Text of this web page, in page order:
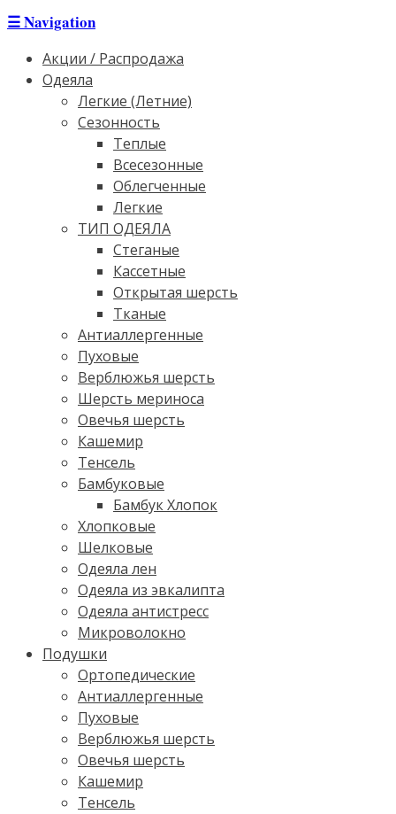
☰Navigation
Акции / Распродажа
Одеяла
Легкие (Летние)
Сезонность
Теплые
Всесезонные
Облегченные
Легкие
ТИП ОДЕЯЛА
Стеганые
Кассетные
Открытая шерсть
Тканые
Антиаллергенные
Пуховые
Верблюжья шерсть
Шерсть мериноса
Овечья шерсть
Кашемир
Тенсель
Бамбуковые
Бамбук Хлопок
Хлопковые
Шелковые
Одеяла лен
Одеяла из эвкалипта
Одеяла антистресс
Микроволокно
Подушки
Ортопедические
Антиаллергенные
Пуховые
Верблюжья шерсть
Овечья шерсть
Кашемир
Тенсель